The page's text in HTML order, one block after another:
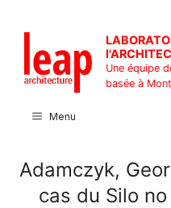
contenu
Une équipe
basée à
Menu
Adamczyk,
cas du Silo